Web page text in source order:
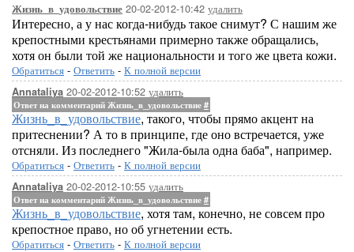
Жизнь_в_удовольствие 20-02-2012-10:42 удалить
Интересно, а у нас когда-нибудь такое снимут? С нашим же
крепостными крестьянами примерно также обращались,
хотя он были той же национальности и того же цвета кожи.
Обратиться - Ответить - К полной версии
Annataliya 20-02-2012-10:52 удалить
Ответ на комментарий Жизнь_в_удовольствие #
Жизнь_в_удовольствие, такого, чтобы прямо акцент на
притеснении? А то в принципе, где оно встречается, уже
отсняли. Из последнего "Жила-была одна баба", например.
Обратиться - Ответить - К полной версии
Annataliya 20-02-2012-10:55 удалить
Ответ на комментарий Жизнь_в_удовольствие #
Жизнь_в_удовольствие, хотя там, конечно, не совсем про
крепостное право, но об угнетении есть.
Обратиться - Ответить - К полной версии